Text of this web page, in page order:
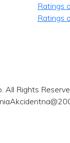
Ratings
Ratings
All Rights